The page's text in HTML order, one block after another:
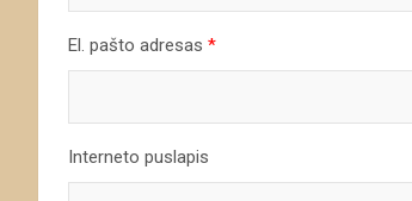
El. pašto adresas *
Interneto puslapis